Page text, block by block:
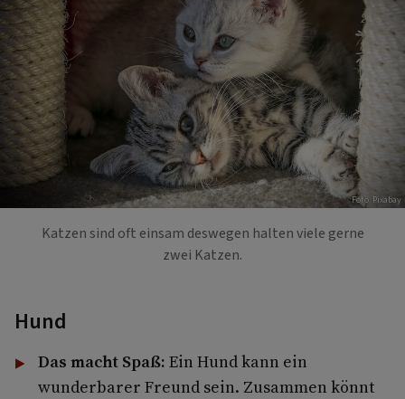
Foto: Pixabay
Katzen sind oft einsam deswegen halten viele gerne
zwei Katzen.
Hund
Das macht Spaß: Ein Hund kann ein
wunderbarer Freund sein. Zusammen könnt